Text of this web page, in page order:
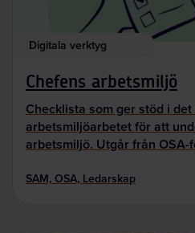
Digitala verktyg
Chefens arbetsmiljö
Checklista som ger stöd i
arbetsmiljöarbetet för att
arbetsmiljö. Utgår från
SAM, OSA, Ledarskap